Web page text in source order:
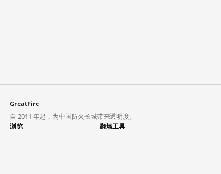
GreatFire
自 2011 年起，为中国防火长城带来透明度。
浏览
翻墙工具